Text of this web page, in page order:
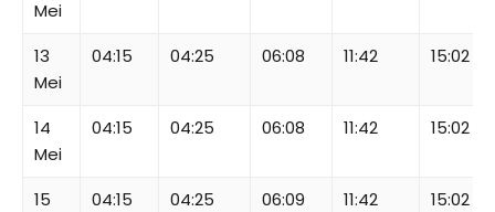
Mei
13
Mei
04:15 04:25 06:08 11:42 15:02
14
Mei
04:15 04:25 06:08 11:42 15:02
15
04:15 04:25 06:09 11:42 15:02